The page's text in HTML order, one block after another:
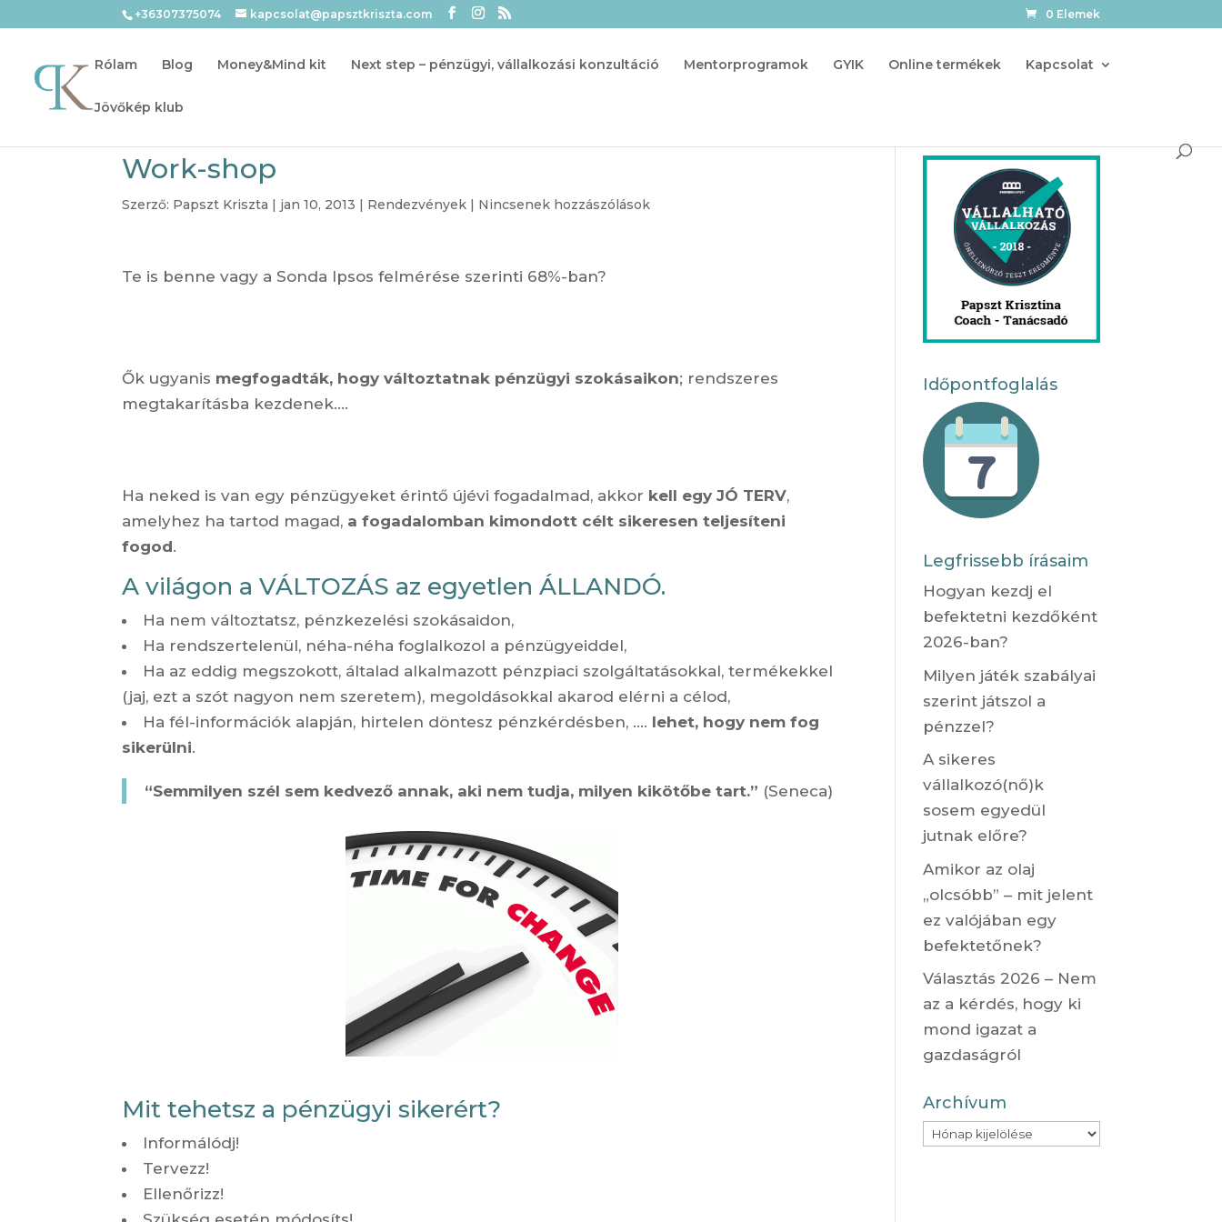
+36307375074 kapcsolat@papsztkriszta.com 0 Elemek
Rólam Blog Money&Mind kit Next step – pénzügyi, vállalkozási konzultáció Mentorprogramok GYIK Online termékek Kapcsolat
Jövőkép klub
Work-shop
Szerző: Papszt Kriszta | jan 10, 2013 | Rendezvények | Nincsenek hozzászólások
Te is benne vagy a Sonda Ipsos felmérése szerinti 68%-ban?
Ők ugyanis megfogadták, hogy változtatnak pénzügyi szokásaikon; rendszeres
megtakarításba kezdenek….
Ha neked is van egy pénzügyeket érintő újévi fogadalmad, akkor kell egy JÓ TERV,
amelyhez ha tartod magad, a fogadalomban kimondott célt sikeresen teljesíteni
fogod.
A világon a VÁLTOZÁS az egyetlen ÁLLANDÓ.
Ha nem változtatsz, pénzkezelési szokásaidon,
Ha rendszertelenül, néha-néha foglalkozol a pénzügyeiddel,
Ha az eddig megszokott, általad alkalmazott pénzpiaci szolgáltatásokkal, termékekkel
(jaj, ezt a szót nagyon nem szeretem), megoldásokkal akarod elérni a célod,
Ha fél-információk alapján, hirtelen döntesz pénzkérdésben, …. lehet, hogy nem fog
sikerülni.
“Semmilyen szél sem kedvező annak, aki nem tudja, milyen kikötőbe tart.” (Seneca)
Mit tehetsz a pénzügyi sikerért?
Informálódj!
Tervezz!
Ellenőrizz!
Időpontfoglalás
Legfrissebb írásaim
Hogyan kezdj el
befektetni kezdőként
2026-ban?
Milyen játék szabályai
szerint játszol a
pénzzel?
A sikeres
vállalkozó(nő)k
sosem egyedül
jutnak előre?
Amikor az olaj
„olcsóbb” – mit jelent
ez valójában egy
befektetőnek?
Választás 2026 – Nem
az a kérdés, hogy ki
mond igazat a
gazdaságról
Archívum
Archívum